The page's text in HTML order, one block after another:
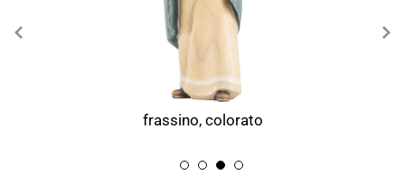
frassino, colorato